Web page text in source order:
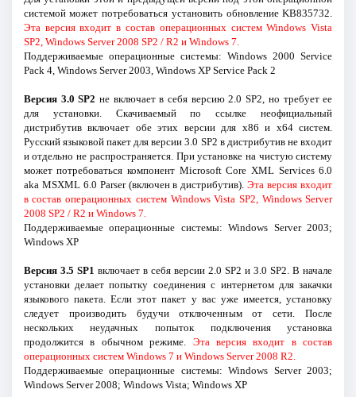
системой может потребоваться установить обновление KB835732.
Эта версия входит в состав операционных систем Windows Vista
SP2, Windows Server 2008 SP2 / R2 и Windows 7.
Поддерживаемые операционные системы: Windows 2000 Service
Pack 4, Windows Server 2003, Windows XP Service Pack 2
Версия 3.0 SP2 не включает в себя версию 2.0 SP2, но требует ее
для установки. Скачиваемый по ссылке неофициальный
дистрибутив включает обе этих версии для x86 и x64 систем.
Русский языковой пакет для версии 3.0 SP2 в дистрибутив не входит
и отдельно не распространяется. При установке на чистую систему
может потребоваться компонент Microsoft Core XML Services 6.0
aka MSXML 6.0 Parser (включен в дистрибутив).Эта версия входит
в состав операционных систем Windows Vista SP2, Windows Server
2008 SP2 / R2 и Windows 7.
Поддерживаемые операционные системы: Windows Server 2003;
Windows XP
Версия 3.5 SP1 включает в себя версии 2.0 SP2 и 3.0 SP2. В начале
установки делает попытку соединения с интернетом для закачки
языкового пакета. Если этот пакет у вас уже имеется, установку
следует производить будучи отключенным от сети. После
нескольких неудачных попыток подключения установка
продолжится в обычном режиме. Эта версия входит в состав
операционных систем Windows 7 и Windows Server 2008 R2.
Поддерживаемые операционные системы: Windows Server 2003;
Windows Server 2008; Windows Vista; Windows XP